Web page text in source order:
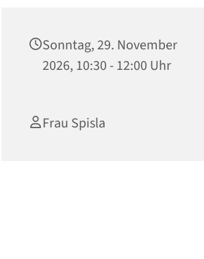
Sonntag, 29. November
2026, 10:30 - 12:00 Uhr
Frau Spisla